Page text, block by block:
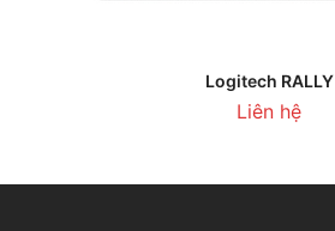
Logitech RALLY
Liên hệ